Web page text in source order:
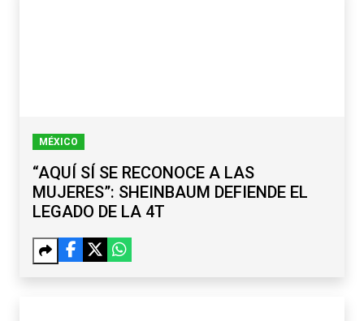
MÉXICO
“AQUÍ SÍ SE RECONOCE A LAS
MUJERES”: SHEINBAUM DEFIENDE EL
LEGADO DE LA 4T